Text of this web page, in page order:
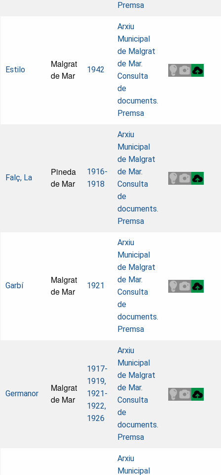
Premsa
Estilo
Malgrat
de Mar
1942
Arxiu
Municipal
de Malgrat
de Mar.
Consulta
de
documents.
Premsa
Falç, La
Pineda
de Mar
1916-
1918
Arxiu
Municipal
de Malgrat
de Mar.
Consulta
de
documents.
Premsa
Garbí
Malgrat
de Mar
1921
Arxiu
Municipal
de Malgrat
de Mar.
Consulta
de
documents.
Premsa
Germanor
Malgrat
de Mar
1917-
1919,
1921-
1922,
1926
Arxiu
Municipal
de Malgrat
de Mar.
Consulta
de
documents.
Premsa
Arxiu
Municipal